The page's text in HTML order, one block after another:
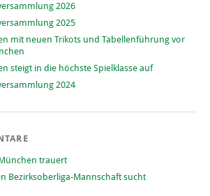
2026
2025
mit neuen Trikots und Tabellenführung vor
steigt in die höchste Spielklasse auf
2024
trauert
Bezirksoberliga-Mannschaft sucht